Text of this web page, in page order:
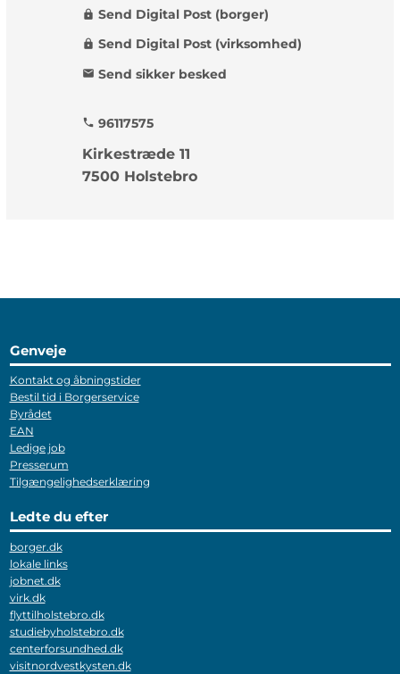
lock Send Digital Post (borger)
lock Send Digital Post (virksomhed)
mail Send sikker besked
phone 96117575
Kirkestræde 11
7500 Holstebro
Genveje
Kontakt og åbningstider
Bestil tid i Borgerservice
Byrådet
EAN
Ledige job
Presserum
Tilgængelighedserklæring
Ledte du efter
borger.dk
lokale links
jobnet.dk
virk.dk
flyttilholstebro.dk
studiebyholstebro.dk
centerforsundhed.dk
visitnordvestkysten.dk